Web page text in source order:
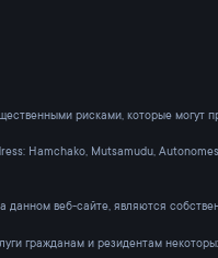
рисками, которые могут
Hamchako, Mutsamudu,
данном веб-сайте, являются
гражданам и резидентам